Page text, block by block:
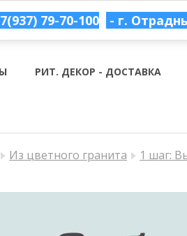
79-70-100 - г.
РИТ. ДЕКОР - ДОСТАВКА
Из цветного гранита 1 шаг: